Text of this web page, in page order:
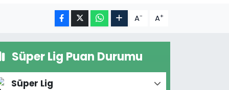
A- A+
Süper Lig Puan Durumu
Süper Lig